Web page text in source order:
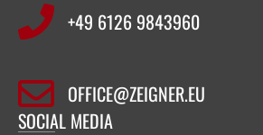
+49 6126 9843960‬
OFFICE@ZEIGNER.EU
SOCIAL MEDIA